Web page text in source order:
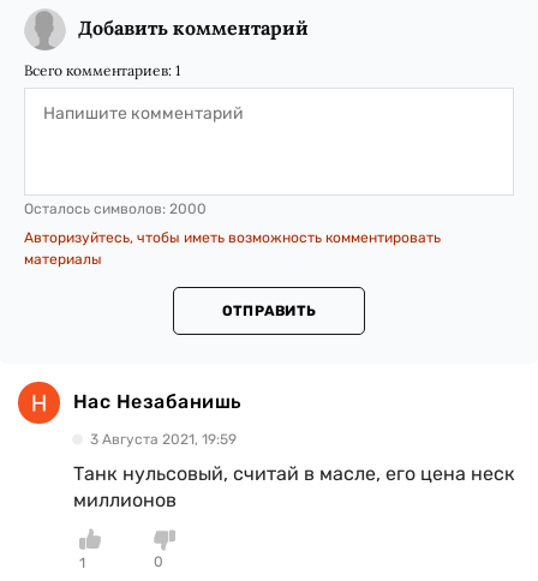
Добавить комментарий
Всего комментариев: 1
Осталось символов: 2000
Авторизуйтесь, чтобы иметь возможность комментировать
материалы
ОТПРАВИТЬ
Нас Незабанишь
3 Августа 2021, 19:59
Танк нульсовый, считай в масле, его цена неск
миллионов
1
0